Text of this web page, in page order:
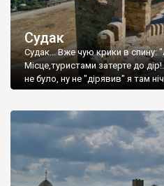
Судак
Судак... Вже чую крики в спину:
Місце,туристами затерте до
не було, ну не "дірявив" я там